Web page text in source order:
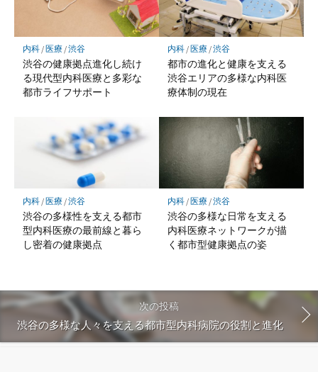
内科/医療/渋谷
渋谷の健康拠点進化し続け
る現代型内科医療と多彩な
都市ライフサポート
内科/医療/渋谷
都市の進化と健康を支える
渋谷エリアの多様な内科医
療体制の現在
内科/医療/渋谷
渋谷の多様性を支える都市
型内科医療の最前線と暮ら
し密着の健康拠点
内科/医療/渋谷
渋谷の多様な日常を支える
内科医療ネットワークが描
く都市型健康拠点の姿
次の投稿
渋谷の多様な人々を支える都市型内科病院の役割と進化